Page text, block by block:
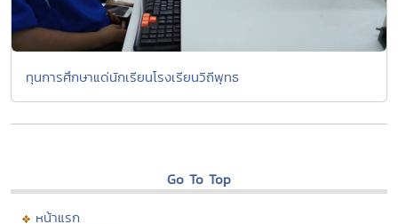
ทุนการศึกษาแด่นักเรียนโรงเรียนวิถีพุทธ
Go To Top
หน้าแรก